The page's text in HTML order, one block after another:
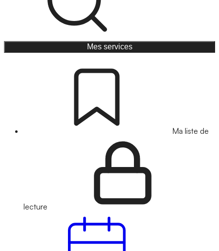
Mes services
Ma liste de
lecture